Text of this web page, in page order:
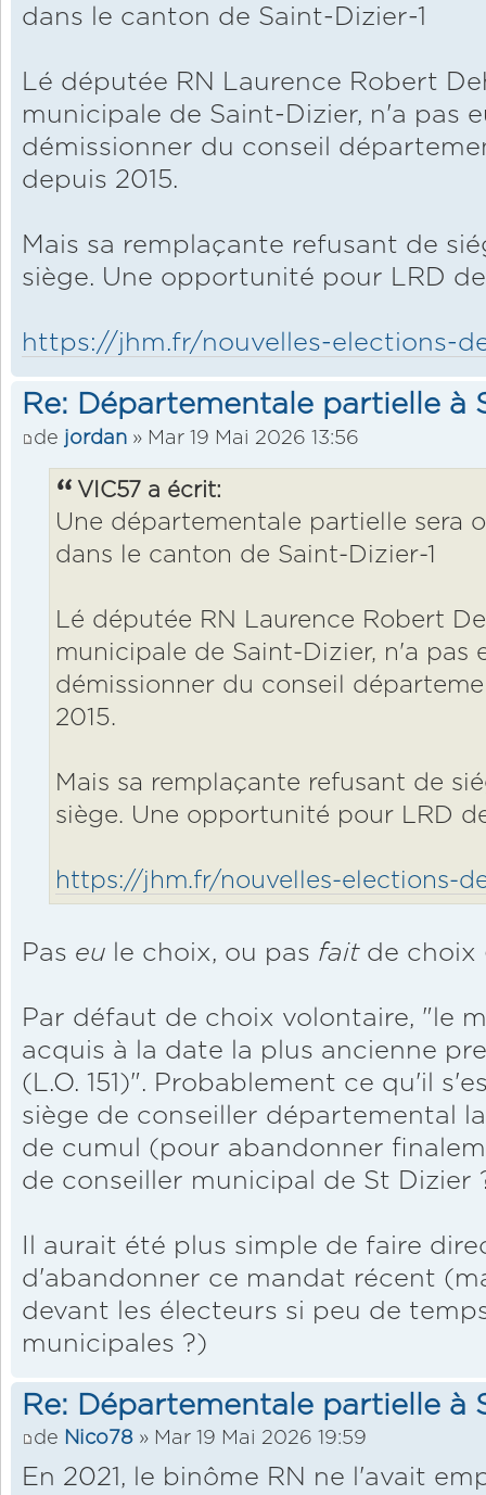
dans le canton de Saint-Dizier-1
Lé députée RN Laurence Robert
municipale de Saint-Dizier, n'a pas
démissionner du conseil
depuis 2015.
Mais sa remplaçante refusant de
siège. Une opportunité pour LRD
https://jhm.fr/nouvelles-elections-
Re: Départementale partielle à
de jordan » Mar 19 Mai 2026 13:56
VIC57 a écrit:
Une départementale partielle sera
dans le canton de Saint-Dizier-1
Lé députée RN Laurence Robert
municipale de Saint-Dizier, n'a pas
démissionner du conseil
2015.
Mais sa remplaçante refusant de
siège. Une opportunité pour LRD
https://jhm.fr/nouvelles-elections-
Pas eu le choix, ou pas faitde choix
Par défaut de choix volontaire, "le
acquis à la date la plus ancienne
(L.O. 151)". Probablement ce qu'il
siège de conseiller départemental
de cumul (pour abandonner
de conseiller municipal de St Dizier
Il aurait été plus simple de faire
d'abandonner ce mandat récent
devant les électeurs si peu de
municipales ?)
Re: Départementale partielle à
de Nico78 » Mar 19 Mai 2026 19:59
En 2021, le binôme RN ne l'avait